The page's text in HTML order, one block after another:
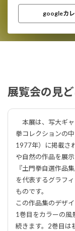
googleカ
展覧会の見
本展は、写大ギ
拳󠄁コレクションの
1977年）に掲載さ
や自然の作品を展示
『土門拳󠄁自選作品
を代表するグラフ
ものです。
この作品集のデザ
1巻目をカラーの風
続きます。2巻目は